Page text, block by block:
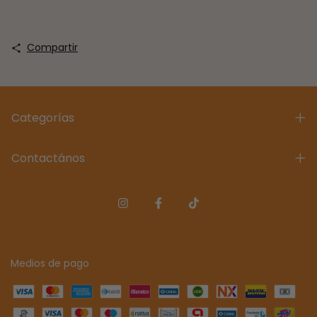
Compartir
Categorías
Contactános
Medios de pago